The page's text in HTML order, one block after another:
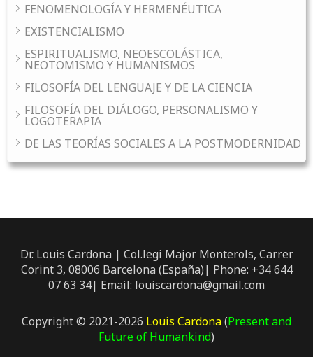
FENOMENOLOGÍA Y HERMENÉUTICA
EXISTENCIALISMO
ESPIRITUALISMO, NEOESCOLÁSTICA,
NEOTOMISMO Y HUMANISMOS
FILOSOFÍA DEL LENGUAJE Y DE LA CIENCIA
FILOSOFÍA DEL DIÁLOGO, PERSONALISMO Y
LOGOTERAPIA
DE LAS TEORÍAS SOCIALES A LA POSTMODERNIDAD
Dr. Louis Cardona | Col.legi Major Monterols, Carrer
Corint 3, 08006 Barcelona (España)| Phone: +34 644
07 63 34| Email: louiscardona@gmail.com
Copyright © 2021-2026 Louis Cardona(Present and
Future of Humankind)